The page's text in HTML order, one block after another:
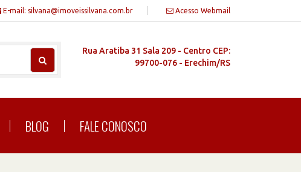
E-mail: silvana@imoveissilvana.com.br Acesso Webmail
Rua Aratiba 31 Sala 209 - Centro CEP:
99700-076 - Erechim/RS
BLOG FALE CONOSCO